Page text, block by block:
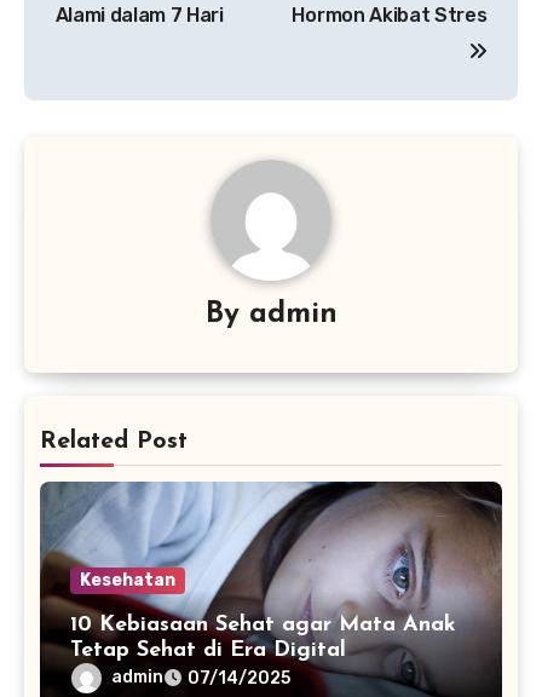
Alami dalam 7 Hari
Hormon Akibat Stres
By admin
Related Post
Kesehatan
10 Kebiasaan Sehat agar Mata Anak
Tetap Sehat di Era Digital
admin 07/14/2025